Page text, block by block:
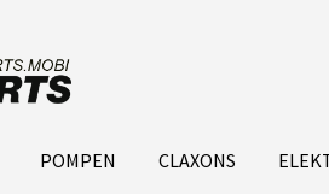
POMPEN CLAXONS